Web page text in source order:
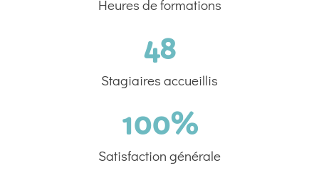
Heures de formations
Stagiaires accueillis
48
Satisfaction générale
100%